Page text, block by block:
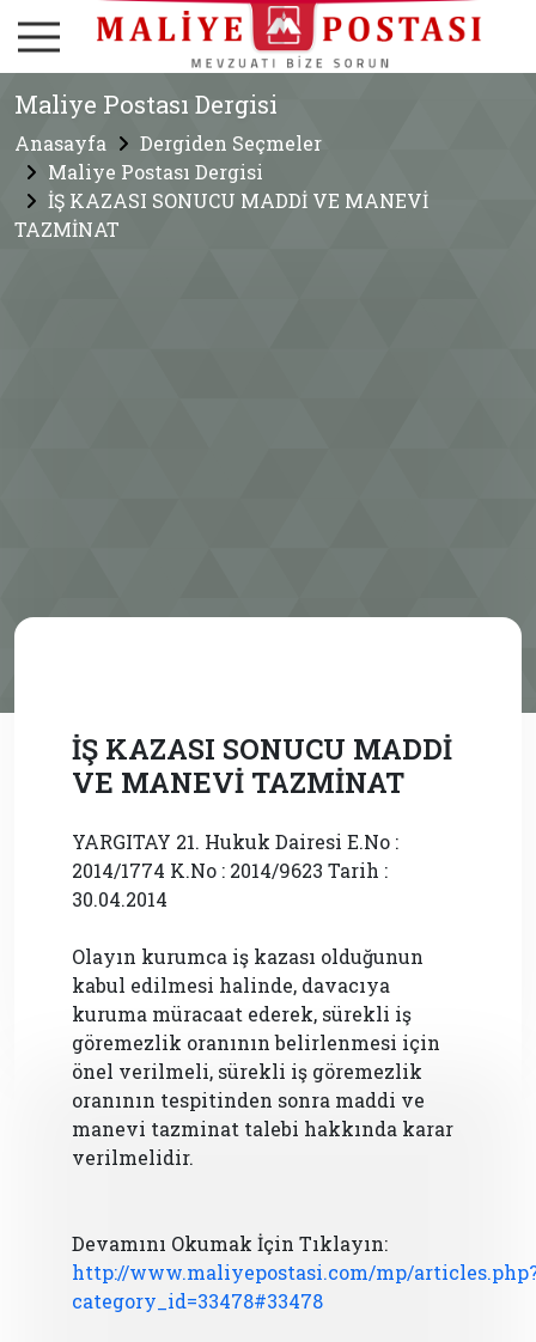
Maliye Postası Dergisi
Anasayfa
Dergiden Seçmeler
Maliye Postası Dergisi
İŞ KAZASI SONUCU MADDİ VE MANEVİ
TAZMİNAT
İŞ KAZASI SONUCU MADDİ
VE MANEVİ TAZMİNAT
YARGITAY 21. Hukuk Dairesi E.No :
2014/1774 K.No : 2014/9623 Tarih :
30.04.2014
Olayın kurumca iş kazası olduğunun
kabul edilmesi halinde, davacıya
kuruma müracaat ederek, sürekli iş
göremezlik oranının belirlenmesi için
önel verilmeli, sürekli iş göremezlik
oranının tespitinden sonra maddi ve
manevi tazminat talebi hakkında karar
verilmelidir.
Devamını Okumak İçin Tıklayın:
http://www.maliyepostasi.com/mp/
category_id=33478#33478